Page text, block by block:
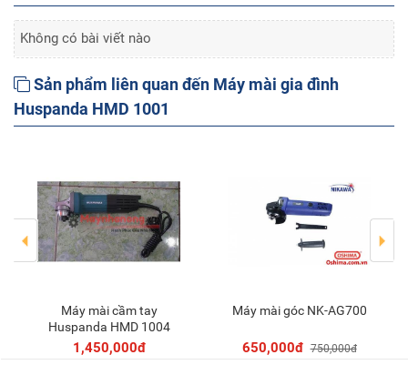
Không có bài viết nào
Sản phẩm liên quan đến Máy mài gia đình
Huspanda HMD 1001
Thêm vào giỏ
Máy mài cầm tay
Huspanda HMD 1004
1,450,000đ
Thêm vào giỏ
Máy mài góc NK-AG700
650,000đ 750,000đ